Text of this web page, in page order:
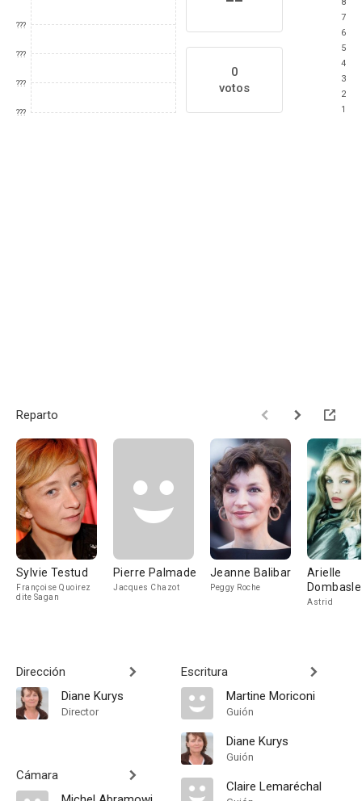
???
???
???
???
0
votos
7
6
5
4
3
2
1
Reparto
Sylvie Testud
Françoise Quoirez
dite Sagan
Pierre Palmade
Jacques Chazot
Jeanne Balibar
Peggy Roche
Arielle
Dombasle
Astrid
Dirección
Diane Kurys
Director
Cámara
Escritura
Martine Moriconi
Guión
Diane Kurys
Guión
Claire Lemaréchal